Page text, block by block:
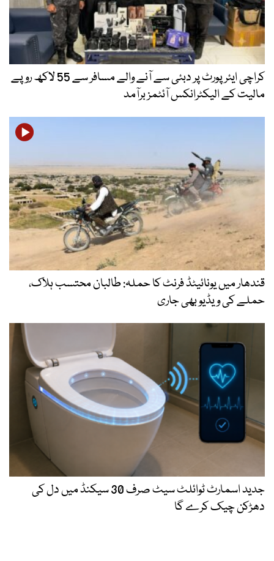
کراچی ایئرپورٹ پر دبئی سے آنے والے مسافر سے 55 لاکھ روپے
مالیت کے الیکٹرانکس آئٹمز برآمد
قندھار میں یونائیٹڈ فرنٹ کا حملہ: طالبان محتسب ہلاک،
حملے کی ویڈیو بھی جاری
جدید اسمارٹ ٹوائلٹ سیٹ صرف 30 سیکنڈ میں دل کی
دھڑکن چیک کرے گا